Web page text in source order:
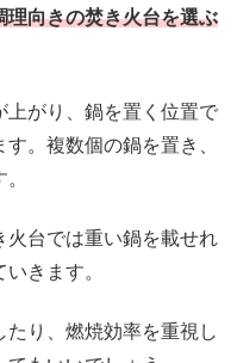
理向きの焚き火台を選ぶ
上がり、鍋を置く位置で
。複数個の鍋を置き、
火台では重い鍋を載せれ
きます。
たり、燃焼効率を重視し